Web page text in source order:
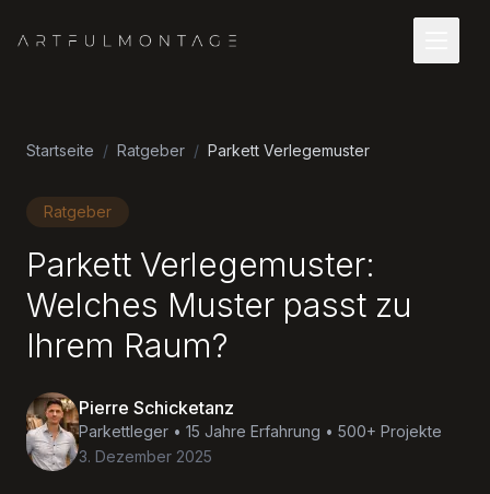
Startseite / Ratgeber / Parkett Verlegemuster
Ratgeber
Parkett Verlegemuster:
Welches Muster passt zu
Ihrem Raum?
Pierre Schicketanz
Parkettleger • 15 Jahre Erfahrung • 500+ Projekte
3. Dezember 2025